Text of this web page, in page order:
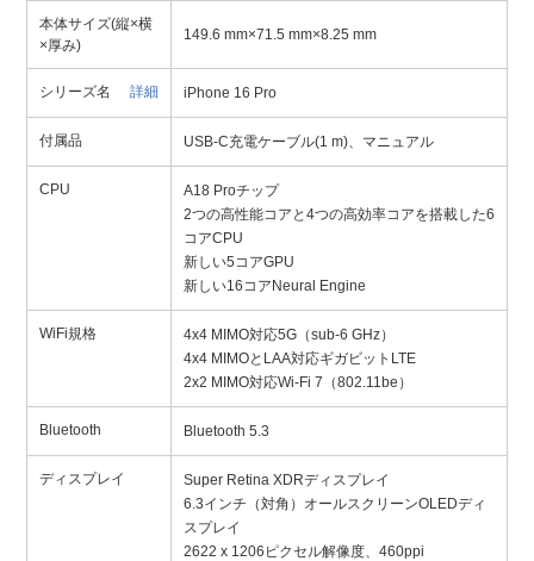
本体サイズ(縦×横
×厚み)
149.6 mm×71.5 mm×8.25 mm
シリーズ名 詳細 iPhone 16 Pro
付属品 USB-C充電ケーブル(1 m)、マニュアル
CPU
A18 Proチップ
2つの高性能コアと4つの高効率コアを搭載した6
コアCPU
新しい5コアGPU
新しい16コアNeural Engine
WiFi規格
4x4 MIMO対応5G（sub-6 GHz）
4x4 MIMOとLAA対応ギガビットLTE
2x2 MIMO対応Wi-Fi 7（802.11be）
Bluetooth Bluetooth 5.3
ディスプレイ
Super Retina XDRディスプレイ
6.3インチ（対角）オールスクリーンOLEDディ
スプレイ
2622 x 1206ピクセル解像度、460ppi